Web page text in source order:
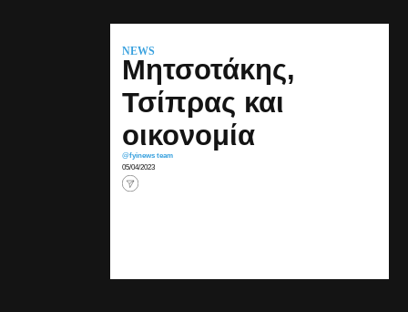
NEWS
Μητσοτάκης,
Τσίπρας και
οικονομία
@fyinews team
05/04/2023